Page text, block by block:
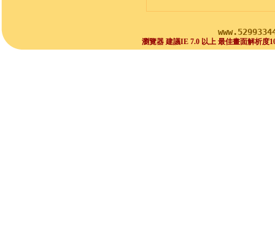
瀏覽器 建議IE 7.0 以上 最佳畫面解析度